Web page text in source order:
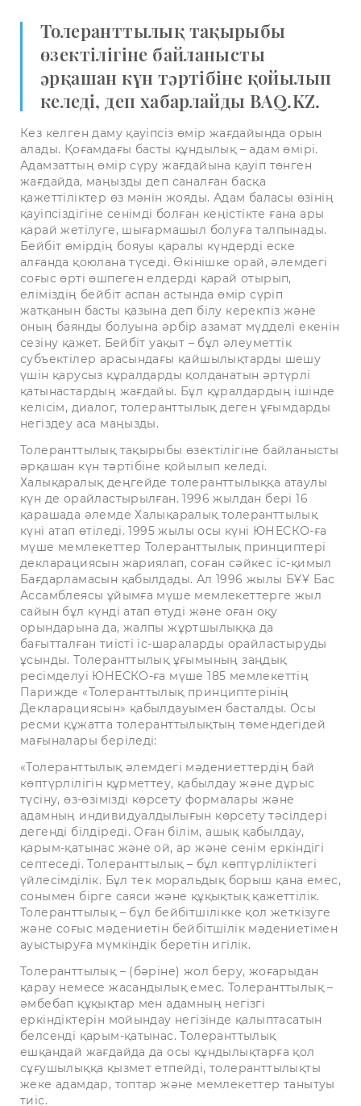
Толеранттылық тақырыбы
өзектілігіне байланысты
әрқашан күн тәртібіне қойылып
келеді, деп хабарлайды BAQ.KZ.
Кез келген даму қауіпсіз өмір жағдайында орын
алады. Қоғамдағы басты құндылық – адам өмірі.
Адамзаттың өмір сүру жағдайына қауіп төнген
жағдайда, маңызды деп саналған басқа
қажеттіліктер өз мәнін жояды. Адам баласы өзінің
қауіпсіздігіне сенімді болған кеңістікте ғана ары
қарай жетілуге, шығармашыл болуға талпынады.
Бейбіт өмірдің бояуы қаралы күндерді еске
алғанда қоюлана түседі. Өкінішке орай, әлемдегі
соғыс өрті өшпеген елдерді қарай отырып,
еліміздің бейбіт аспан астында өмір сүріп
жатқанын басты қазына деп білу керекпіз және
оның баянды болуына әрбір азамат мүдделі екенін
сезіну қажет. Бейбіт уақыт – бұл әлеуметтік
субъектілер арасындағы қайшылықтарды шешу
үшін қарусыз құралдарды қолданатын әртүрлі
қатынастардың жағдайы. Бұл құралдардың ішінде
келісім, диалог, толеранттылық деген ұғымдарды
негіздеу аса маңызды.
Толеранттылық тақырыбы өзектілігіне байланысты
әрқашан күн тәртібіне қойылып келеді.
Халықаралық деңгейде толеранттылыққа атаулы
күн де орайластырылған. 1996 жылдан бері 16
қарашада әлемде Халықаралық толеранттылық
күні атап өтіледі. 1995 жылы осы күні ЮНЕСКО-ға
мүше мемлекеттер Толеранттылық принциптері
декларациясын жариялап, соған сәйкес іс-қимыл
Бағдарламасын қабылдады. Ал 1996 жылы БҰҰ Бас
Ассамблеясы ұйымға мүше мемлекеттерге жыл
сайын бұл күнді атап өтуді және оған оқу
орындарына да, жалпы жұртшылыққа да
бағытталған тиісті іс-шараларды орайластыруды
ұсынды. Толеранттылық ұғымының заңдық
ресімделуі ЮНЕСКО-ға мүше 185 мемлекеттің
Парижде «Толеранттылық принциптерінің
Декларациясын» қабылдауымен басталды. Осы
ресми құжатта толеранттылықтың төмендегідей
мағыналары беріледі:
«Толеранттылық әлемдегі мәдениеттердің бай
көптүрлілігін құрметтеу, қабылдау және дұрыс
түсіну, өз-өзімізді көрсету формалары және
адамның индивидуалдылығын көрсету тәсілдері
дегенді білдіреді. Оған білім, ашық қабылдау,
қарым-қатынас және ой, ар және сенім еркіндігі
септеседі. Толеранттылық – бұл көптүрліліктегі
үйлесімділік. Бұл тек моральдық борыш қана емес,
сонымен бірге саяси және құқықтық қажеттілік.
Толеранттылық – бұл бейбітшілікке қол жеткізуге
және соғыс мәдениетін бейбітшілік мәдениетімен
ауыстыруға мүмкіндік беретін игілік.
Толеранттылық – (бәріне) жол беру, жоғарыдан
қарау немесе жасандылық емес. Толеранттылық –
әмбебап құқықтар мен адамның негізгі
еркіндіктерін мойындау негізінде қалыптасатын
белсенді қарым-қатынас. Толеранттылық
ешқандай жағдайда да осы құндылықтарға қол
сұғушылыққа қызмет етпейді, толеранттылықты
жеке адамдар, топтар және мемлекеттер танытуы
тиіс.